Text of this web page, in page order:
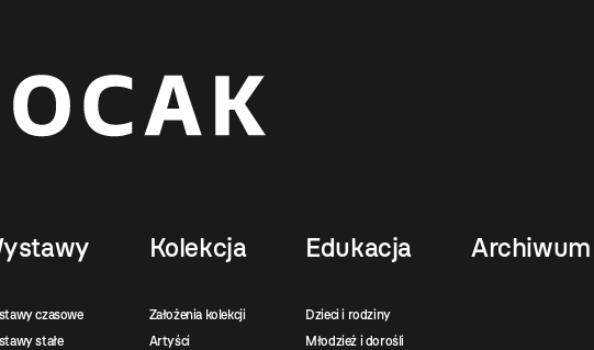
czasowe
stałe
Kolekcja
Założenia kolekcji
Artyści
Edukacja
Dzieci i rodziny
Młodzież i dorośli
Archiwum